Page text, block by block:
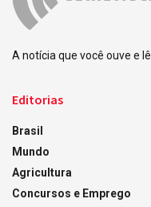
A notícia que você ouve e lê.
Editorias
Brasil
Mundo
Agricultura
Concursos e Emprego